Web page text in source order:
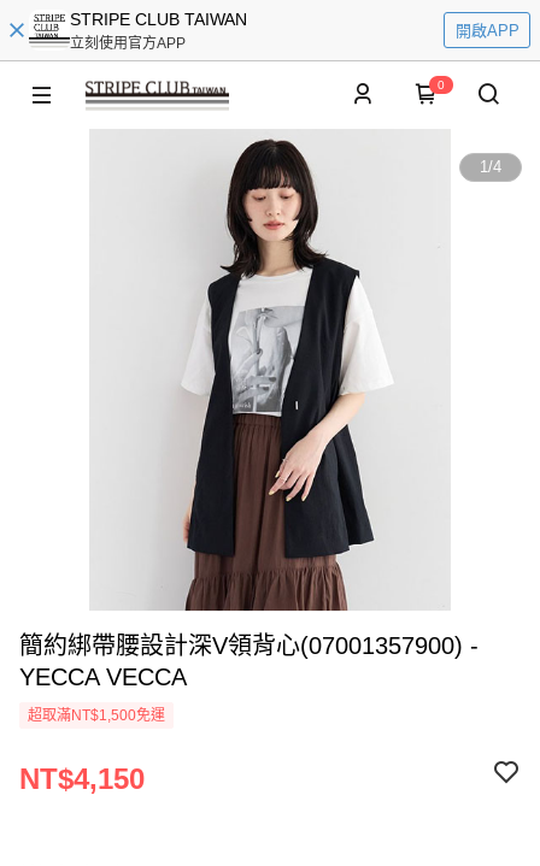
STRIPE CLUB TAIWAN
立刻使用官方APP
開啟APP
0
1/4
簡約綁帶腰設計深V領背心(07001357900) -
YECCA VECCA
超取滿NT$1,500免運
NT$4,150